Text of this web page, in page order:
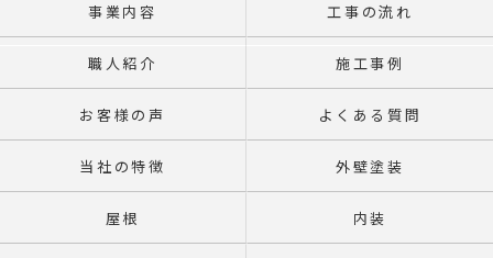
事業内容 工事の流れ
職人紹介 施工事例
お客様の声 よくある質問
当社の特徴 外壁塗装
屋根 内装